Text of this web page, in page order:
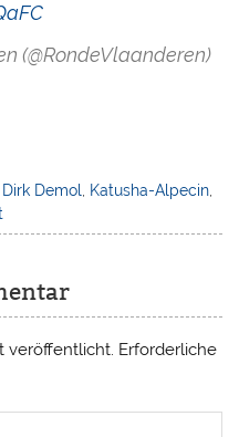
(@RondeVlaanderen)
Dirk Demol Katusha-Alpecin
veröffentlicht. Erforderliche